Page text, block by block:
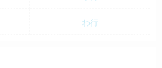
わ行